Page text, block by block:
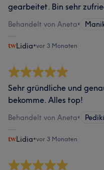
gearbeitet. Bin sehr
Behandelt von Aneta•
Lidia•vor 3 Monaten
Sehr gründliche und
bekomme. Alles top!
Behandelt von Aneta•
Lidia•vor 3 Monaten